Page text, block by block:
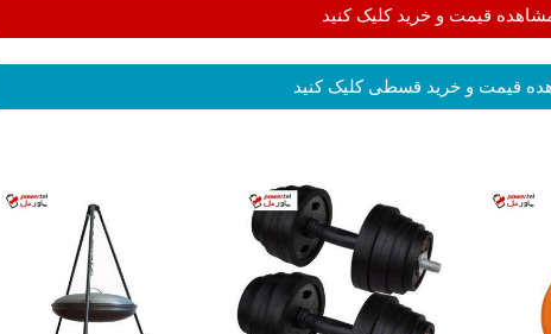
قیمت و خرید کلیک کنید
قیمت و خرید قسطی کلیک کنید